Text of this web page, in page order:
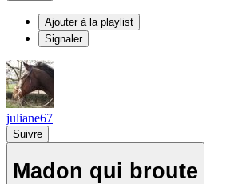
Ajouter à la playlist
Signaler
juliane67
Suivre
Madon qui broute